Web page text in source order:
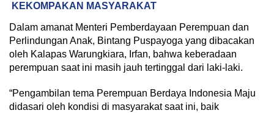
KEKOMPAKAN MASYARAKAT
Dalam amanat Menteri Pemberdayaan Perempuan dan
Perlindungan Anak, Bintang Puspayoga yang dibacakan
oleh Kalapas Warungkiara, Irfan, bahwa keberadaan
perempuan saat ini masih jauh tertinggal dari laki-laki.
“Pengambilan tema Perempuan Berdaya Indonesia Maju
didasari oleh kondisi di masyarakat saat ini, baik